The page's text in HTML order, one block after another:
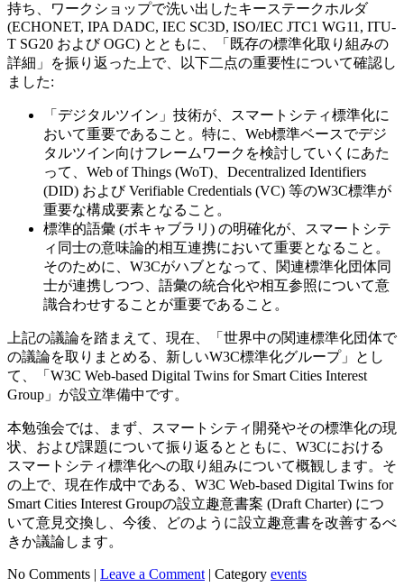
持ち、ワークショップで洗い出したキーステークホルダ
(ECHONET, IPA DADC, IEC SC3D, ISO/IEC JTC1 WG11, ITU-
T SG20 および OGC) とともに、「既存の標準化取り組みの
詳細」を振り返った上で、以下二点の重要性について確認し
ました:
「デジタルツイン」技術が、スマートシティ標準化に
おいて重要であること。特に、Web標準ベースでデジ
タルツイン向けフレームワークを検討していくにあた
って、Web of Things (WoT)、Decentralized Identifiers
(DID) および Verifiable Credentials (VC) 等のW3C標準が
重要な構成要素となること。
標準的語彙 (ボキャブラリ) の明確化が、スマートシテ
ィ同士の意味論的相互連携において重要となること。
そのために、W3Cがハブとなって、関連標準化団体同
士が連携しつつ、語彙の統合化や相互参照について意
識合わせすることが重要であること。
上記の議論を踏まえて、現在、「世界中の関連標準化団体で
の議論を取りまとめる、新しいW3C標準化グループ」とし
て、「W3C Web-based Digital Twins for Smart Cities Interest
Group」が設立準備中です。
本勉強会では、まず、スマートシティ開発やその標準化の現
状、および課題について振り返るとともに、W3Cにおける
スマートシティ標準化への取り組みについて概観します。そ
の上で、現在作成中である、W3C Web-based Digital Twins for
Smart Cities Interest Groupの設立趣意書案 (Draft Charter) につ
いて意見交換し、今後、どのように設立趣意書を改善するべ
きか議論します。
No Comments | Leave a Comment | Category events